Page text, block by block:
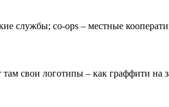
службы; co-ops – местные
свои логотипы – как граффити на